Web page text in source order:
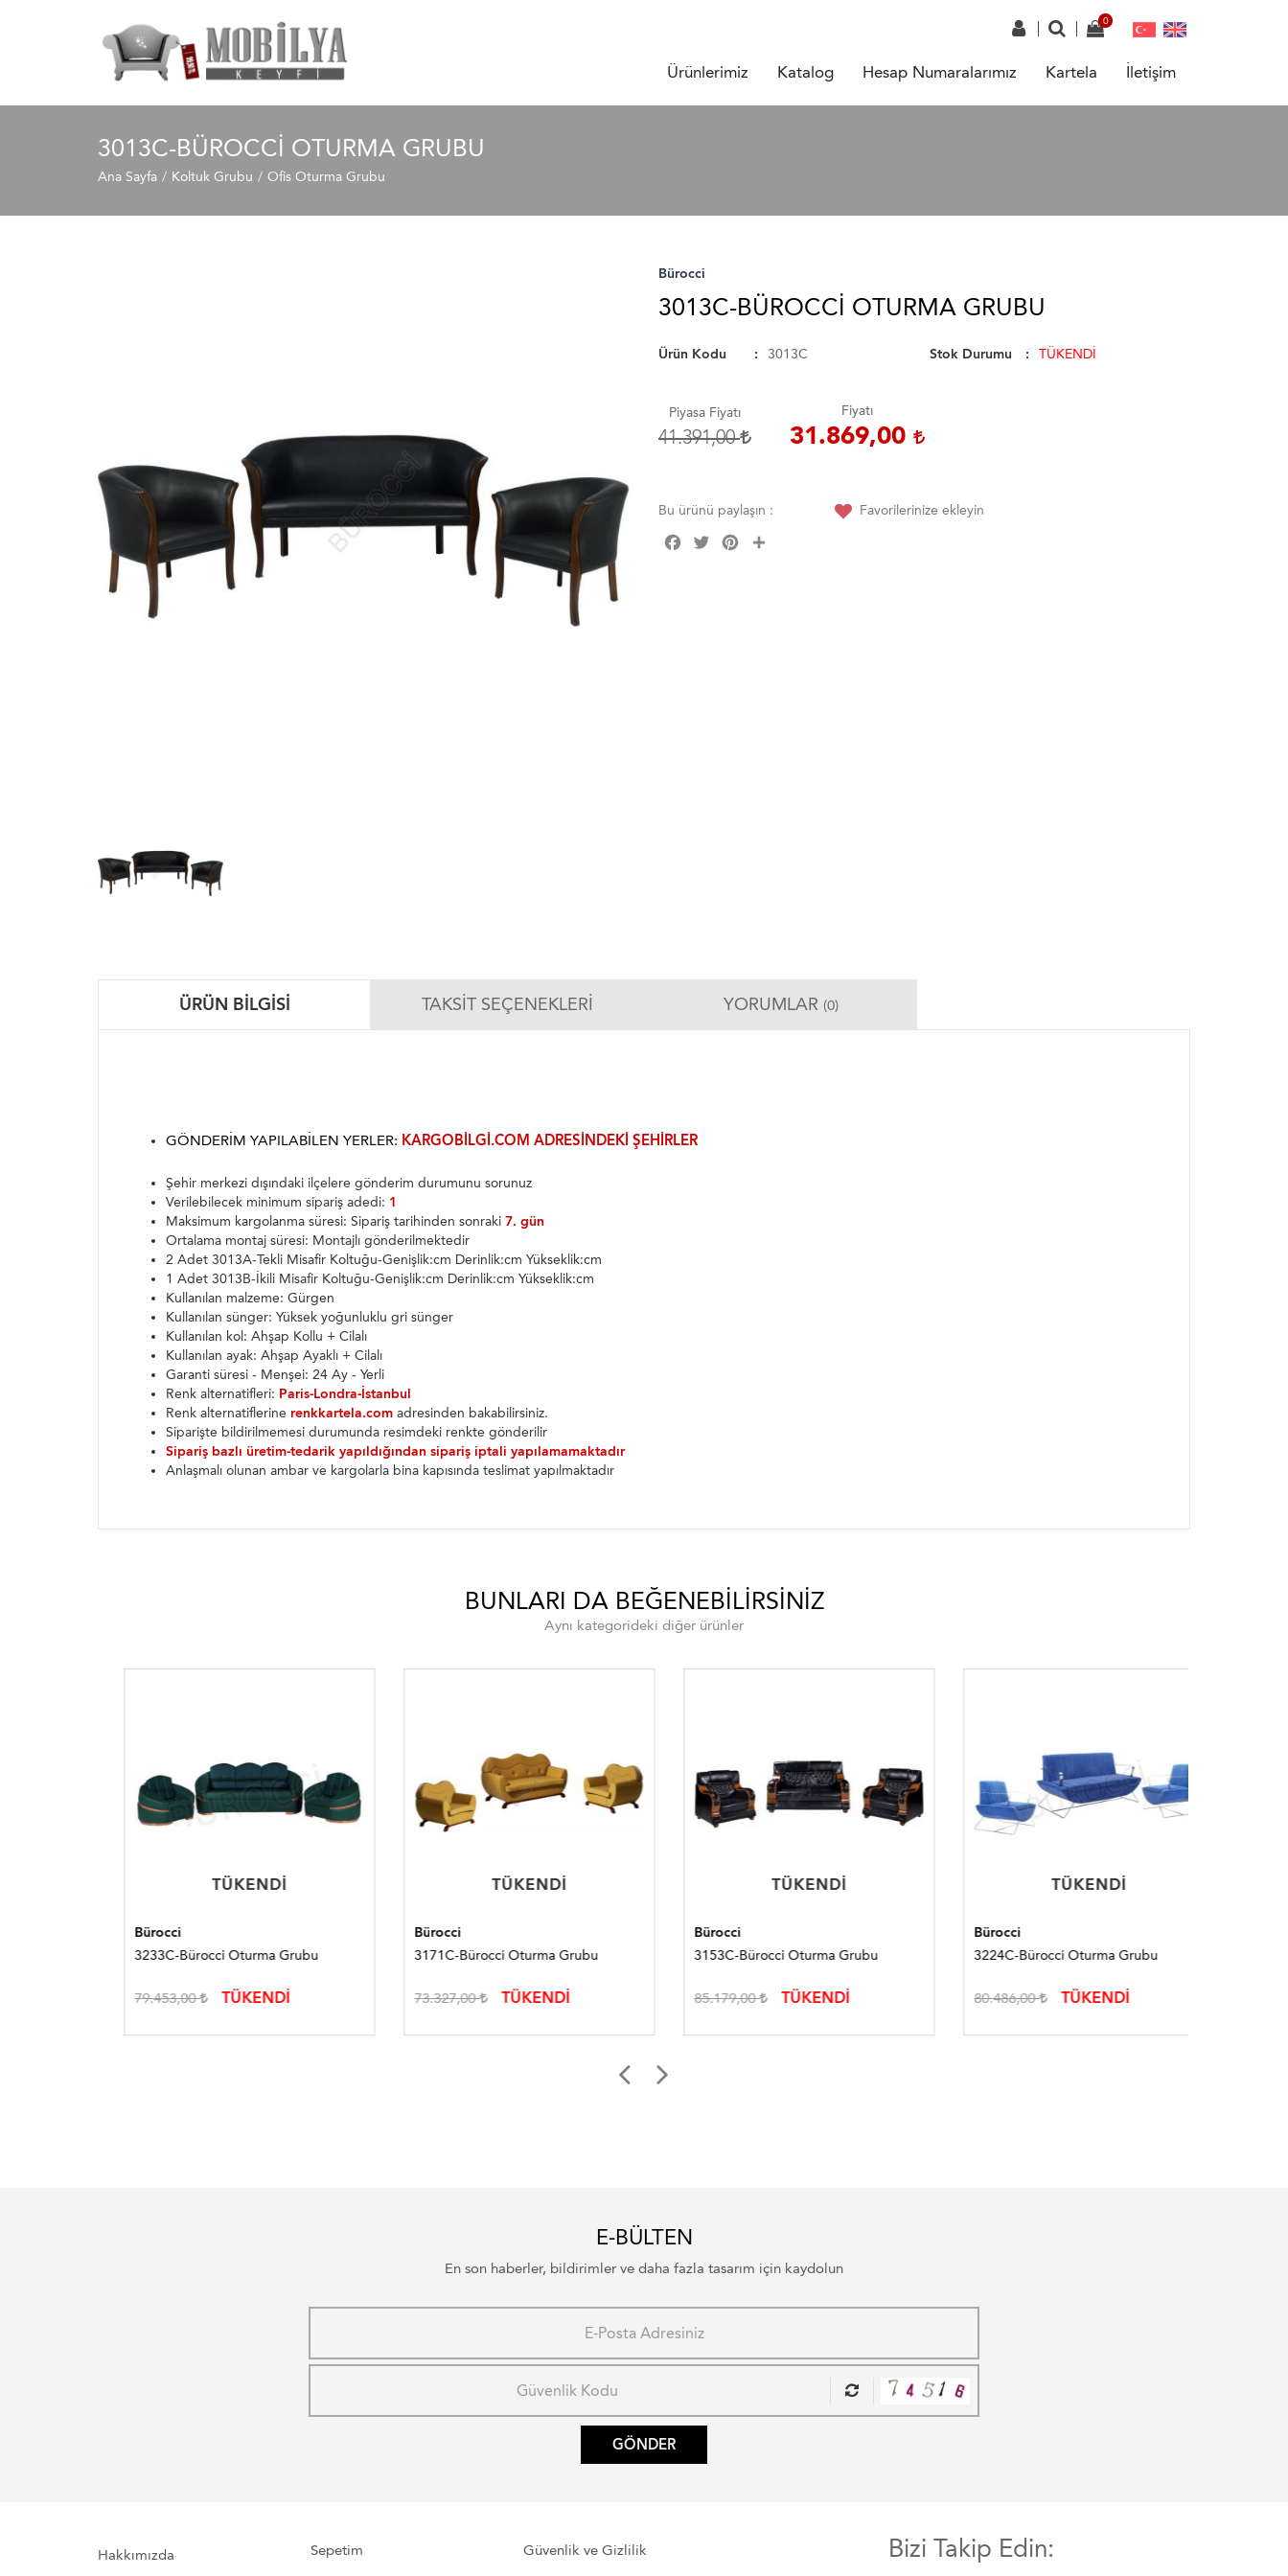
Ürünlerimiz Katalog Hesap Numaralarımız Kartela İletişim
3013C-BÜROCCI OTURMA GRUBU
Ana Sayfa Koltuk Grubu Ofis Oturma Grubu
Bürocci
3013C-BÜROCCI OTURMA GRUBU
Ürün Kodu 3013C Stok Durumu TÜKENDİ
Piyasa Fiyatı
41.391,00
Fiyatı
31.869,00
Bu ürünü paylaşın :
FacebookTwitterPinterest
Favorilerinize ekleyin
ÜRÜN BILGISI TAKSIT SEÇENEKLERI YORUMLAR (0)
GÖNDERIM YAPILABILEN YERLER: KARGOBILGI.COM ADRESINDEKI ŞEHIRLER
Şehir merkezi dışındaki ilçelere gönderim durumunu sorunuz
Verilebilecek minimum sipariş adedi: 1
Maksimum kargolanma süresi: Sipariş tarihinden sonraki 7. gün
Ortalama montaj süresi: Montajlı gönderilmektedir
2 Adet 3013A-Tekli Misafir Koltuğu-Genişlik:cm Derinlik:cm Yükseklik:cm
1 Adet 3013B-İkili Misafir Koltuğu-Genişlik:cm Derinlik:cm Yükseklik:cm
Kullanılan malzeme: Gürgen
Kullanılan sünger: Yüksek yoğunluklu gri sünger
Kullanılan kol: Ahşap Kollu + Cilalı
Kullanılan ayak: Ahşap Ayaklı + Cilalı
Garanti süresi - Menşei: 24 Ay - Yerli
Renk alternatifleri: Paris-Londra-İstanbul
Renk alternatiflerine renkkartela.com adresinden bakabilirsiniz.
Siparişte bildirilmemesi durumunda resimdeki renkte gönderilir
Sipariş bazlı üretim-tedarik yapıldığından sipariş iptali yapılamamaktadır
Anlaşmalı olunan ambar ve kargolarla bina kapısında teslimat yapılmaktadır
BUNLARI DA BEĞENEBILIRSINIZ
Aynı kategorideki diğer ürünler
TÜKENDI
TÜKENDI
Bürocci
3233C-Bürocci Oturma Grubu
79.453,00 TÜKENDİ
TÜKENDI
TÜKENDI
Bürocci
3171C-Bürocci Oturma Grubu
73.327,00 TÜKENDİ
TÜKENDI
TÜKENDI
Bürocci
3153C-Bürocci Oturma Grubu
85.179,00 TÜKENDİ
TÜKENDI
TÜKENDI
Bürocci
3224C-Bürocci Oturma Grubu
80.486,00 TÜKENDİ
E-BÜLTEN
En son haberler, bildirimler ve daha fazla tasarım için kaydolun
GÖNDER
Hakkımızda Sepetim Güvenlik ve Gizlilik Bizi Takip Edin: